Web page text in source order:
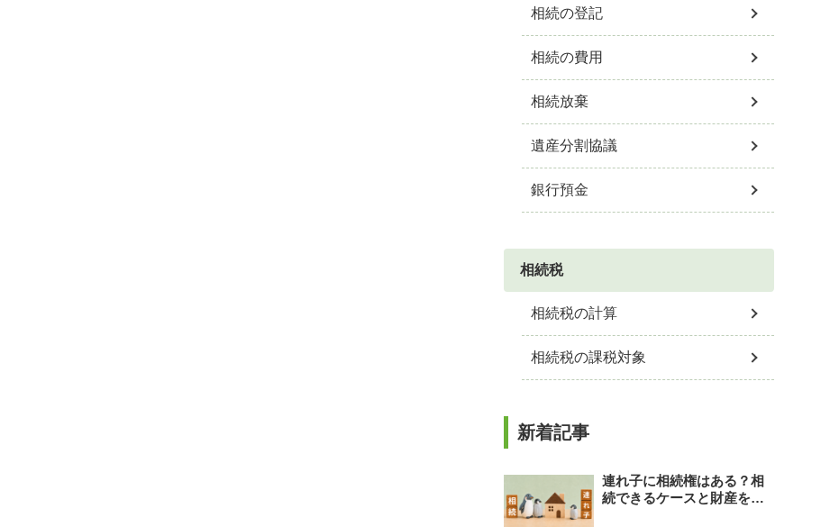
相続の登記
相続の費用
相続放棄
遺産分割協議
銀行預金
相続税
相続税の計算
相続税の課税対象
新着記事
連れ子に相続権はある？相
続できるケースと財産を引